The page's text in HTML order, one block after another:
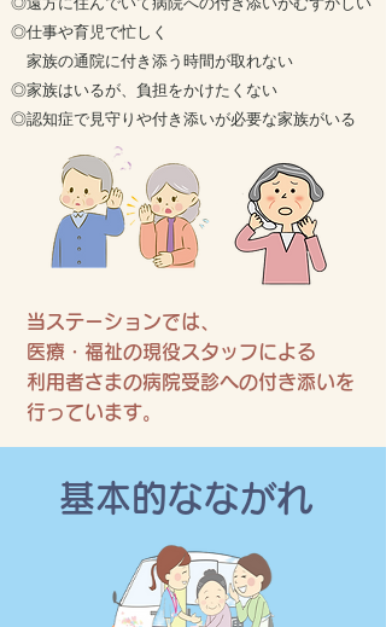
◎仕事や育児で忙しく
家族の通院に付き添う時間が取れない
​◎家族はいるが、負担をかけたくない
​◎認知症で見守りや付き添いが必要な家族がいる
当ステーションでは、
医療・福祉の現役スタッフによる
利用者さまの病院受診への付き添いを
行っています。
​基本的なながれ